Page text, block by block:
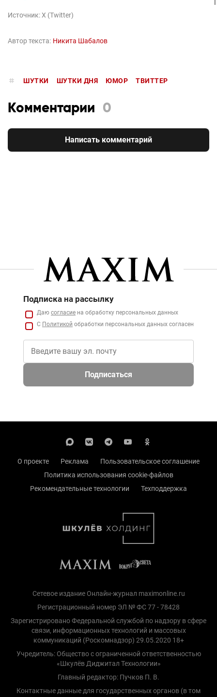
Источник:X (Twitter)
Автор текста: Никита Шабалов
ШУТКИ ШУТКИ ДНЯ ЮМОР ТВИТТЕР
Комментарии 0
Написать комментарий
Подписка на рассылку
Даю согласие на обработку персональных данных
С Политикой обработки персональных данных согласен
Подписаться
О проекте Реклама
Пользовательское соглашение
Политика использования cookie-файлов
Рекомендательные технологии
Техподдержка
Сетевое издание Онлайн-журнал maximonline.ru
Регистрационный номер ЭЛ № ФС 77 - 78428
Зарегистрировано Федеральной службой по надзору в сфере
связи, информационных технологий и массовых
коммуникаций (Роскомнадзор) 29.05.2020 18+
Учредитель: Общество с ограниченной ответственностью
«Шкулёв Диджитал Технологии»
Главный редактор: Пучков П. В.
Контактные данные для государственных органов (в том